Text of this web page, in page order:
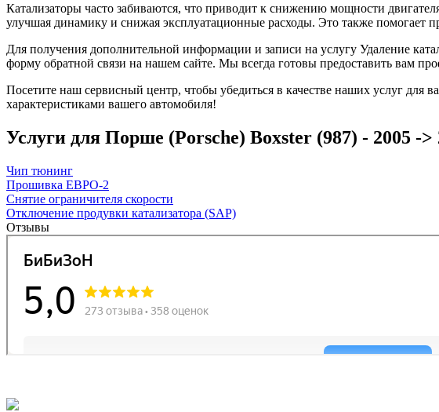
Катализаторы часто забиваются, что приводит к снижению мощности
улучшая динамику и снижая эксплуатационные расходы. Это также помогает
Для получения дополнительной информации и записи на услугу Удаление
форму обратной связи на нашем сайте. Мы всегда готовы предоставить вам
Посетите наш сервисный центр, чтобы убедиться в качестве наших услуг
характеристиками вашего автомобиля!
Услуги для Порше (Porsche) Boxster (987) - 2005 ->
Чип тюнинг
Прошивка ЕВРО-2
Снятие ограничителя скорости
Отключение продувки катализатора (SAP)
Отзывы